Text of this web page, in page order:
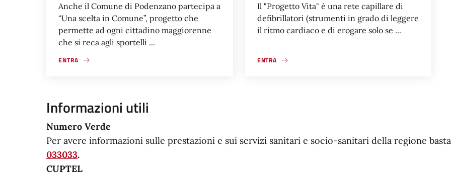
Anche il Comune di Podenzano partecipa a
“Una scelta in Comune”, progetto che
permette ad ogni cittadino maggiorenne
che si reca agli sportelli ...
ENTRA
Il "Progetto Vita" è una rete capillare di
defibrillatori (strumenti in grado di leggere
il ritmo cardiaco e di erogare solo se ...
ENTRA
Informazioni utili
Numero Verde
Per avere informazioni sulle prestazioni e sui servizi sanitari e socio-sanitari della regione
033033.
CUPTEL